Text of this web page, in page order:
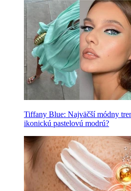
Tiffany Blue: Najväčší módny
ikonickú pastelovú modrú?